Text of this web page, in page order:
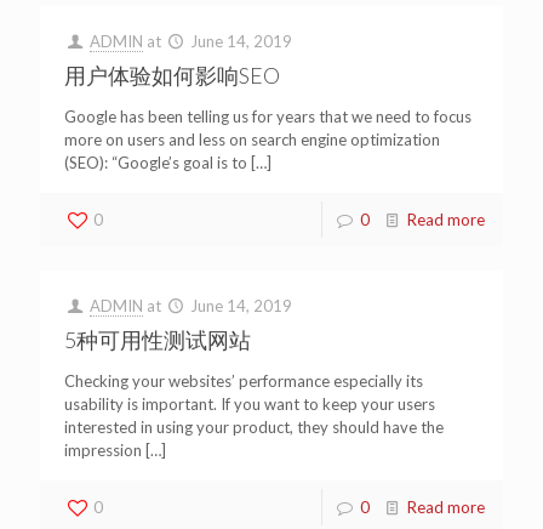
ADMIN at June 14, 2019
用户体验如何影响SEO
Google has been telling us for years that we need to focus
more on users and less on search engine optimization
(SEO): “Google’s goal is to […]
0 0 Read more
ADMIN at June 14, 2019
5种可用性测试网站
Checking your websites’ performance especially its
usability is important. If you want to keep your users
interested in using your product, they should have the
impression […]
0 0 Read more